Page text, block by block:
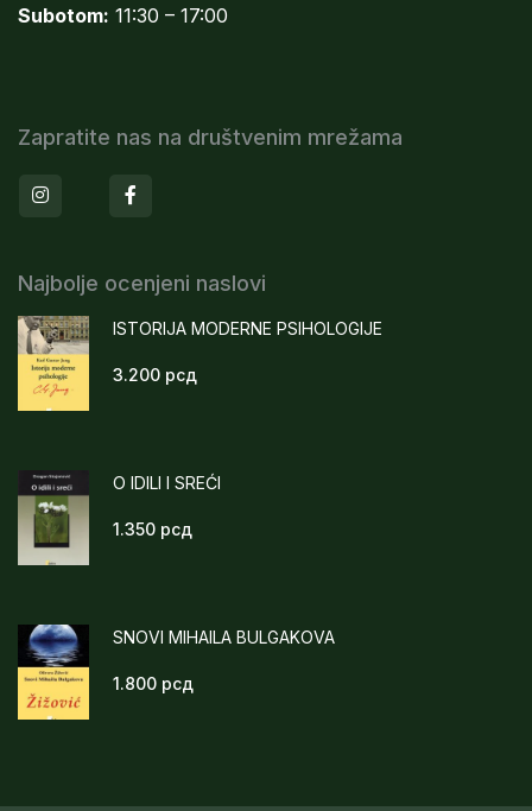
Subotom: 11:30 – 17:00
Zapratite nas na društvenim mrežama
Instagram
Najbolje ocenjeni naslovi
ISTORIJA MODERNE PSIHOLOGIJE
3.200 рсд
O IDILI I SREĆI
1.350 рсд
SNOVI MIHAILA BULGAKOVA
1.800 рсд